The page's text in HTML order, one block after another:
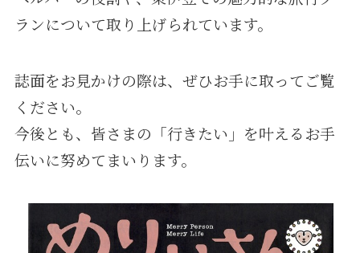
ランについて取り上げられています。
誌面をお見かけの際は、ぜひお手に取ってご覧
ください。
今後とも、皆さまの「行きたい」を叶えるお手
伝いに努めてまいります。